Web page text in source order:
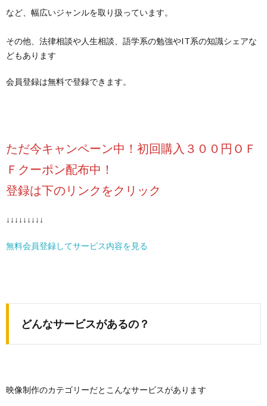
など、幅広いジャンルを取り扱っています。
その他、法律相談や人生相談、語学系の勉強やIT系の知識シェアな
どもあります
会員登録は無料で登録できます。
ただ今キャンペーン中！初回購入３００円ＯＦ
Ｆクーポン配布中！
登録は下のリンクをクリック
↓↓↓↓↓↓↓↓↓
無料会員登録してサービス内容を見る
どんなサービスがあるの？
映像制作のカテゴリーだとこんなサービスがあります